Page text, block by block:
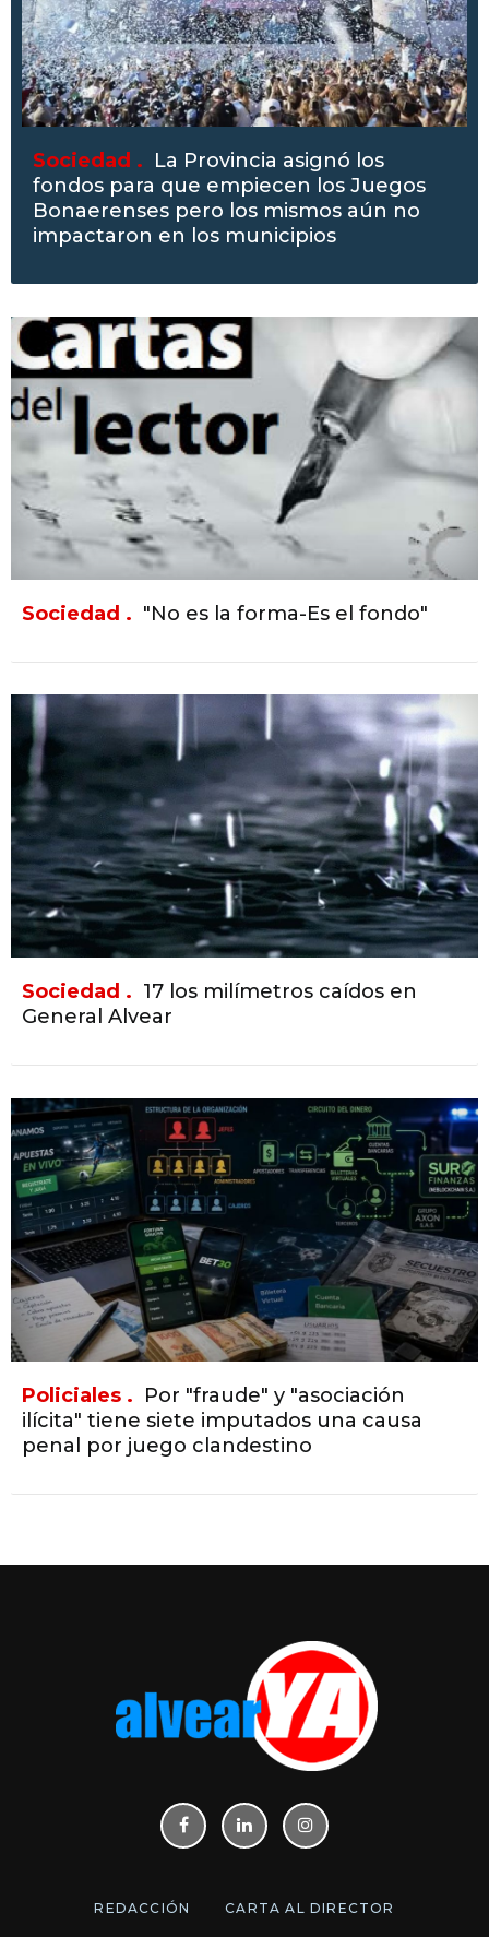
Sociedad . La Provincia asignó los
fondos para que empiecen los Juegos
Bonaerenses pero los mismos aún no
impactaron en los municipios
Sociedad . "No es la forma-Es el fondo"
Sociedad . 17 los milímetros caídos en
General Alvear
Policiales . Por "fraude" y "asociación
ilícita" tiene siete imputados una causa
penal por juego clandestino
REDACCIÓN CARTA AL DIRECTOR